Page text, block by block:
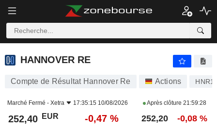
HANNOVER RE
HANNOVER RE
Compte de Résultat Hannover Re Actions HNR1
Marché Fermé - Xetra 17:35:15 10/08/2026 Après clôture 21:59:28
252,40 EUR -0,47 % 252,20 -0,08 %